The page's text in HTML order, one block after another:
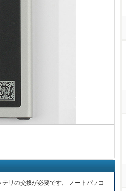
リの交換が必要です。 ノートパソコ